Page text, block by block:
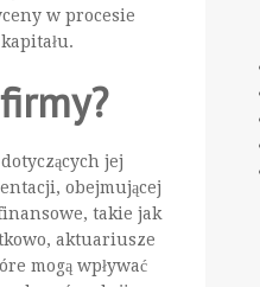
w procesie
jej
obejmującej
takie jak
aktuariusze
mogą wpływać